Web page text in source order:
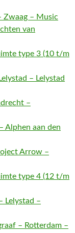
Zwaag – Music
van
type 3 (10 t/m
– Lelystad
–
Alphen aan den
Arrow –
type 4 (12 t/m
Lelystad –
– Rotterdam –